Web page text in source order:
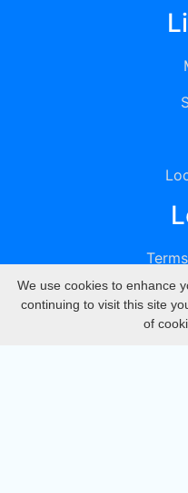
We use cookies to enhance
continuing to visit this site
of